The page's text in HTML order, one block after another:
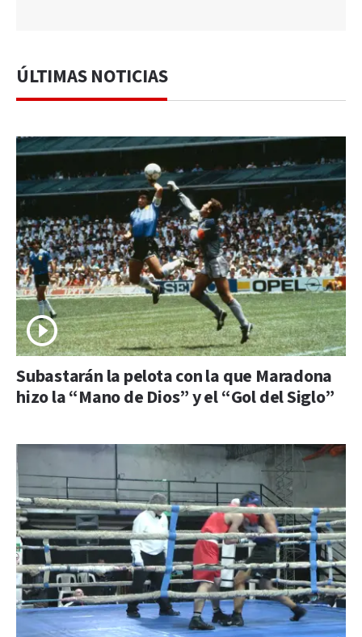
ÚLTIMAS NOTICIAS
Subastarán la pelota con la que Maradona
hizo la “Mano de Dios” y el “Gol del Siglo”